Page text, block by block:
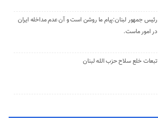
رئیس جمهور لبنان:پیام ما روشن است و آن عدم مداخله ایران
در امور ماست.
تبعات خلع سلاح حزب الله لبنان